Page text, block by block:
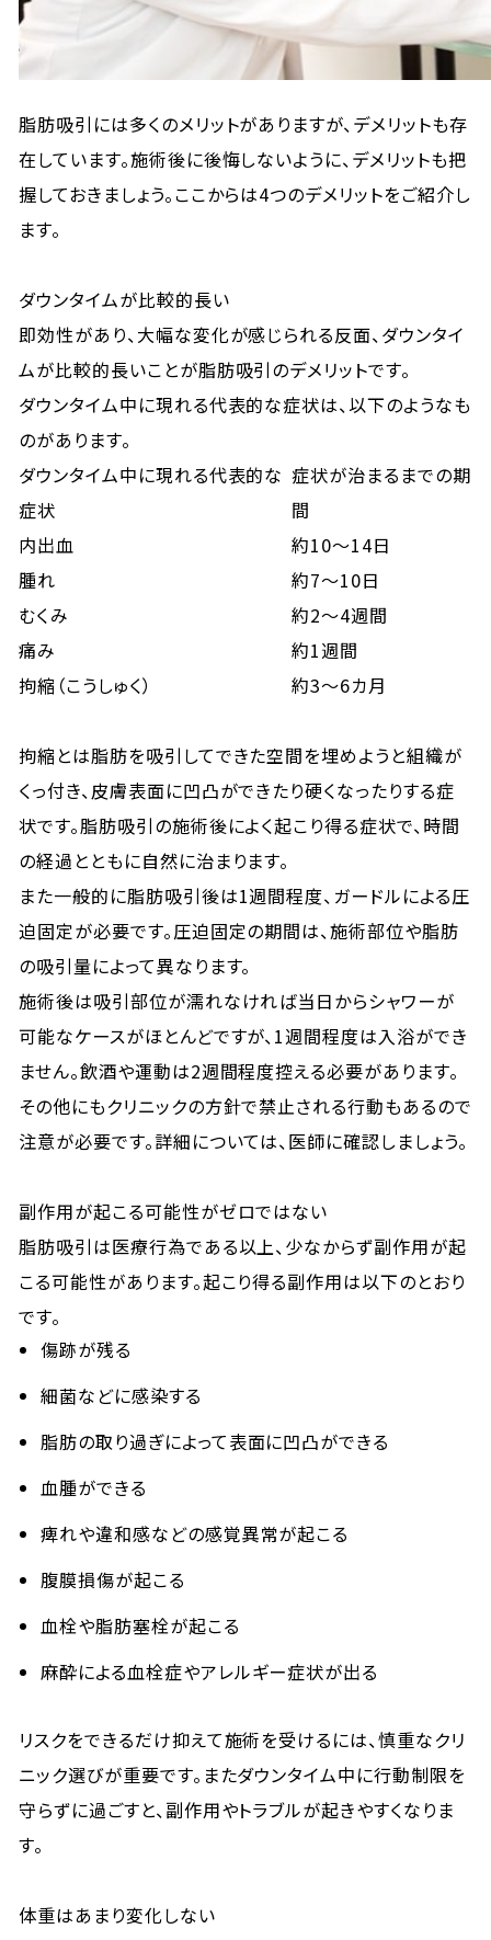
脂肪吸引には多くのメリットがありますが、デメリットも存
在しています。施術後に後悔しないように、デメリットも把
握しておきましょう。ここからは4つのデメリットをご紹介し
ます。
ダウンタイムが比較的長い
即効性があり、大幅な変化が感じられる反面、ダウンタイ
ムが比較的長いことが脂肪吸引のデメリットです。
ダウンタイム中に現れる代表的な症状は、以下のようなも
のがあります。
ダウンタイム中に現れる代表的な
症状
症状が治まるまでの期
間
内出血
約10〜14日
腫れ
約7〜10日
むくみ
約2〜4週間
痛み
約1週間
拘縮（こうしゅく）
約3〜6カ月
拘縮とは脂肪を吸引してできた空間を埋めようと組織が
くっ付き、皮膚表面に凹凸ができたり硬くなったりする症
状です。脂肪吸引の施術後によく起こり得る症状で、時間
の経過とともに自然に治まります。
また一般的に脂肪吸引後は1週間程度、ガードルによる圧
迫固定が必要です。圧迫固定の期間は、施術部位や脂肪
の吸引量によって異なります。
施術後は吸引部位が濡れなければ当日からシャワーが
可能なケースがほとんどですが、1週間程度は入浴ができ
ません。飲酒や運動は2週間程度控える必要があります。
その他にもクリニックの方針で禁止される行動もあるので
注意が必要です。詳細については、医師に確認しましょう。
副作用が起こる可能性がゼロではない
脂肪吸引は医療行為である以上、少なからず副作用が起
こる可能性があります。起こり得る副作用は以下のとおり
です。
傷跡が残る
細菌などに感染する
脂肪の取り過ぎによって表面に凹凸ができる
血腫ができる
痺れや違和感などの感覚異常が起こる
腹膜損傷が起こる
血栓や脂肪塞栓が起こる
麻酔による血栓症やアレルギー症状が出る
リスクをできるだけ抑えて施術を受けるには、慎重なクリ
ニック選びが重要です。またダウンタイム中に行動制限を
守らずに過ごすと、副作用やトラブルが起きやすくなりま
す。
体重はあまり変化しない